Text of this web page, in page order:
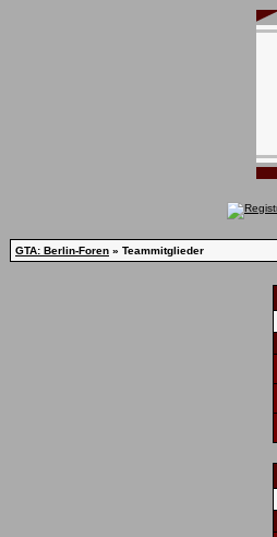
GTA: Berlin-Foren » Teammitglieder